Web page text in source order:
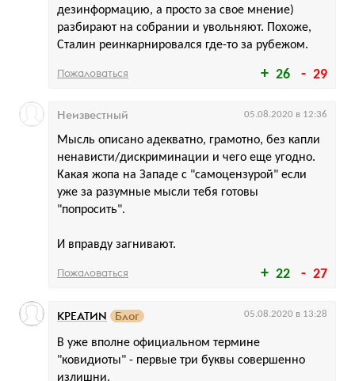
26 29
дезинформацию, а просто за свое мнение)
разбирают на собрании и увольняют. Похоже,
Сталин реинкарнировался где-то за рубежом.
Пожаловаться
22 27
Мысль описано адекватно, грамотно, без капли
ненависти/дискриминации и чего еще угодно.
Какая жопа на Западе с "самоцензурой" если
уже за разумные мысли тебя готовы
"попросить".
И вправду загнивают.
Неизвестный 05.08.2020 в 12:36
Пожаловаться
В уже вполне официальном термине
"ковидиоты" - первые три буквы совершенно
излишни.
КРЕАТИN Блог 05.08.2020 в 13:28